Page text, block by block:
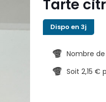
Tarte
Dispo en 3j
Nombre
Soit 2,15 €